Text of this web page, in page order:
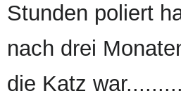
Stunden poliert
nach drei
die Katz